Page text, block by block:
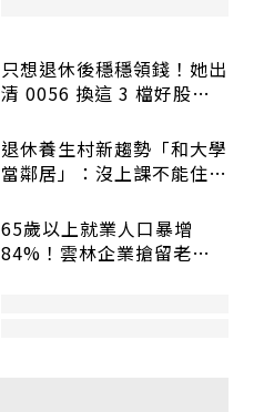
只想退休後穩穩領錢！她出
清 0056 換這 3 檔好股：
退休養生村新趨勢「和大學
當鄰居」：沒上課不能住、
65歲以上就業人口暴增
84%！雲林企業搶留老員